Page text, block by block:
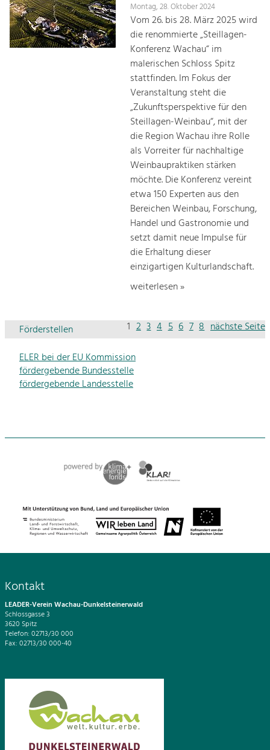
Montag, 28. Oktober 2024
Vom 26. bis 28. März 2025 wird
die renommierte „Steillagen-
Konferenz Wachau“ im
malerischen Schloss Spitz
stattfinden. Im Fokus der
Veranstaltung steht die
„Zukunftsperspektive für den
Steillagen-Weinbau“, mit der
die Region Wachau ihre Rolle
als Vorreiter für nachhaltige
Weinbaupraktiken stärken
möchte. Die Konferenz vereint
etwa 150 Experten aus den
Bereichen Weinbau, Forschung,
Handel und Gastronomie und
setzt damit neue Impulse für
die Erhaltung dieser
einzigartigen Kulturlandschaft.
weiterlesen »
1 2 3 4 5 6 7 8 nächste Seite
Förderstellen
ELER bei der EU Kommission
fördergebende Bundesstelle
fördergebende Landesstelle
Kontakt
LEADER-Verein Wachau-Dunkelsteinerwald
Schlossgasse 3
3620 Spitz
Telefon: 02713/30 000
Fax: 02713/30 000-40